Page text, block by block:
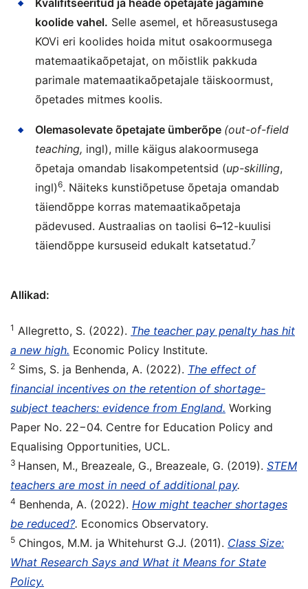
koolide vahel. Selle asemel, et hõreasustusega
KOVi eri koolides hoida mitut osakoormusega
matemaatikaõpetajat, on mõistlik pakkuda
parimale matemaatikaõpetajale täiskoormust,
õpetades mitmes koolis.
Olemasolevate õpetajate ümberõpe (out-of-field
teaching, ingl), mille käigus alakoormusega
õpetaja omandab lisakompetentsid (up-skilling,
ingl)6. Näiteks kunstiõpetuse õpetaja omandab
täiendõppe korras matemaatikaõpetaja
pädevused. Austraalias on taolisi 6–12-kuulisi
täiendõppe kursuseid edukalt katsetatud.7
Allikad:
1 Allegretto, S. (2022). The teacher pay penalty has hit
a new high. Economic Policy Institute.
2 Sims, S. ja Benhenda, A. (2022). The effect of
financial incentives on the retention of shortage-
subject teachers: evidence from England. Working
Paper No. 22−04. Centre for Education Policy and
Equalising Opportunities, UCL.
3 Hansen, M., Breazeale, G., Breazeale, G. (2019). STEM
teachers are most in need of additional pay.
4 Benhenda, A. (2022). How might teacher shortages
be reduced?. Economics Observatory.
5 Chingos, M.M. ja Whitehurst G.J. (2011). Class Size:
What Research Says and What it Means for State
Policy.